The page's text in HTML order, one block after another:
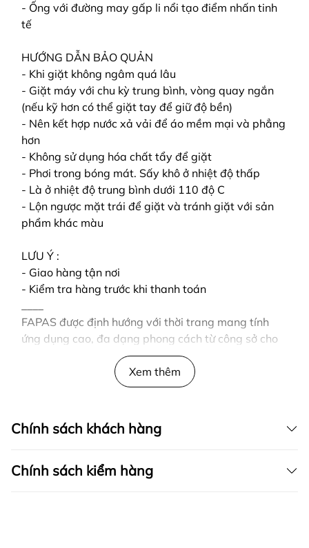
- Ống với đường may gấp li nổi tạo điểm nhấn tinh
tế
HƯỚNG DẪN BẢO QUẢN
- Khi giặt không ngâm quá lâu
- Giặt máy với chu kỳ trung bình, vòng quay ngắn
(nếu kỹ hơn có thể giặt tay để giữ độ bền)
- Nên kết hợp nước xả vải để áo mềm mại và phẳng
hơn
- Không sử dụng hóa chất tẩy để giặt
- Phơi trong bóng mát. Sấy khô ở nhiệt độ thấp
- Là ở nhiệt độ trung bình dưới 110 độ C
- Lộn ngược mặt trái để giặt và tránh giặt với sản
phẩm khác màu
LƯU Ý :
- Giao hàng tận nơi
- Kiểm tra hàng trước khi thanh toán
FAPAS được định hướng với thời trang mang tính
ứng dụng cao, đa dạng phong cách từ công sở cho
tới đường phố, từ thanh lịch cho tới cá tính.
Bên cạnh đó là thiết kế đơn giản nhưng không đơn
điệu, không bị nhàm chán nhờ vào sự biến tấu trong
chọn lọc kỹ.
Từ đó mang đến phong cách ăn mặc tối giản nhưng
tượng.
Xem thêm
Chính sách khách hàng
Chính sách kiểm hàng